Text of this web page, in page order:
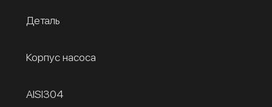
Деталь
Корпус насоса
AISI304